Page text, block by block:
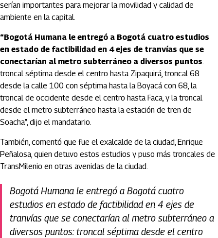
serían importantes para mejorar la movilidad y calidad de
ambiente en la capital.
“Bogotá Humana le entregó a Bogotá cuatro estudios
en estado de factibilidad en 4 ejes de tranvías que se
conectarían al metro subterráneo a diversos puntos:
troncal séptima desde el centro hasta Zipaquirá, troncal 68
desde la calle 100 con séptima hasta la Boyacá con 68, la
troncal de occidente desde el centro hasta Faca, y la troncal
desde el metro subterráneo hasta la estación de tren de
Soacha”, dijo el mandatario.
También, comentó que fue el exalcalde de la ciudad, Enrique
Peñalosa, quien detuvo estos estudios y puso más troncales de
TransMilenio en otras avenidas de la ciudad.
Bogotá Humana le entregó a Bogotá cuatro
estudios en estado de factibilidad en 4 ejes de
tranvías que se conectarían al metro subterráneo a
diversos puntos: troncal séptima desde el centro